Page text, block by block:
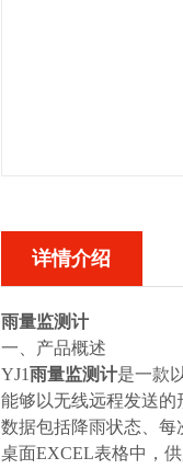
详情介绍
雨量监测计
一、产品概述
YJ1雨量监测计是一款
能够以无线远程发送
数据包括降雨状态、
桌面EXCEL表格中，